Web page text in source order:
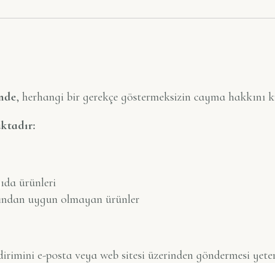
, herhangi bir gerekçe göstermeksizin cayma hakkını
ürünleri
uygun olmayan ürünler
e-posta veya web sitesi üzerinden göndermesi